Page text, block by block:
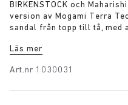
BIRKENSTOCK och
version av Mogami Terra
sandal från topp till tå, med
remmarna består av mocka
högfunktionellt spänne med
Läs mer
Art.nr 1030031